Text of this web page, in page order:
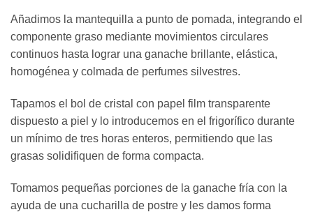
Añadimos la mantequilla a punto de pomada, integrando el
componente graso mediante movimientos circulares
continuos hasta lograr una ganache brillante, elástica,
homogénea y colmada de perfumes silvestres.
Tapamos el bol de cristal con papel film transparente
dispuesto a piel y lo introducemos en el frigorífico durante
un mínimo de tres horas enteros, permitiendo que las
grasas solidifiquen de forma compacta.
Tomamos pequeñas porciones de la ganache fría con la
ayuda de una cucharilla de postre y les damos forma